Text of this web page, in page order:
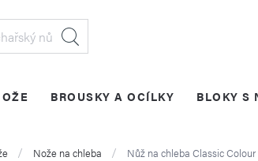
BROUSKY A OCÍLKY BLOKY S
Nože na chleba Nůž na chleba Classic